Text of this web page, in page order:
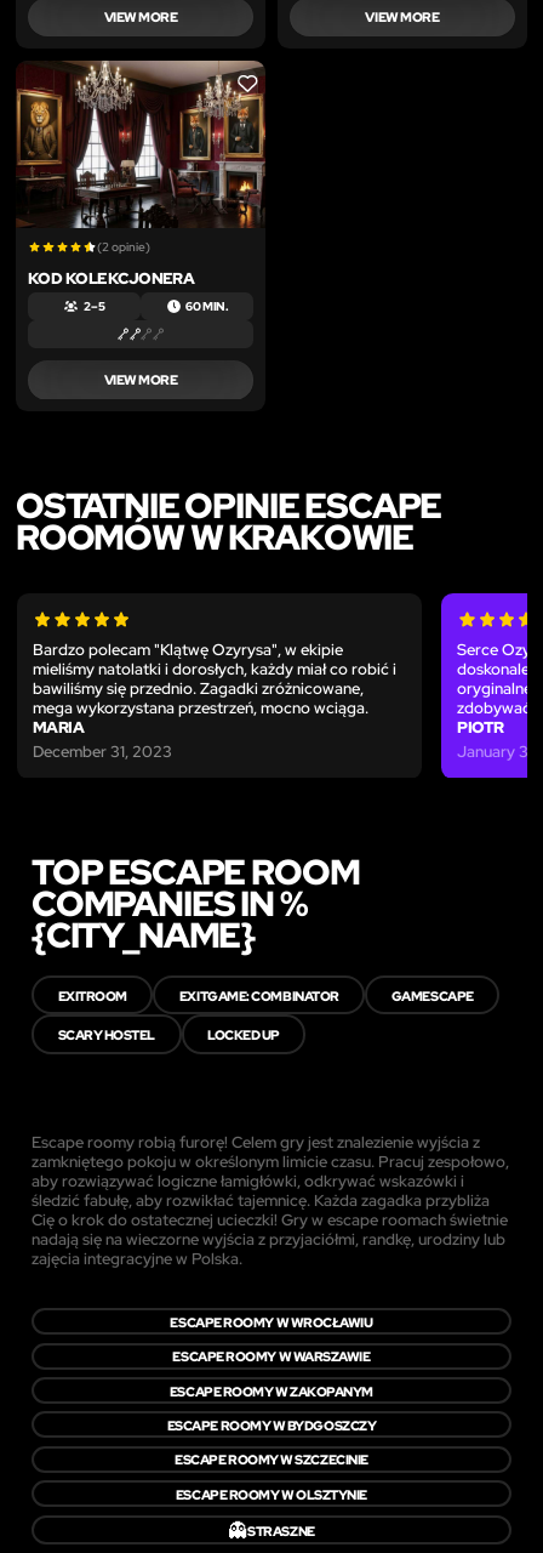
VIEW MORE VIEW MORE
LIKE
(2 opinie)
KOD KOLEKCJONERA
2 – 5 60 MIN.
VIEW MORE
OSTATNIE OPINIE ESCAPE
ROOMÓW W KRAKOWIE
Bardzo polecam "Klątwę Ozyrysa", w ekipie
mieliśmy natolatki i dorosłych, każdy miał co robić i
bawiliśmy się przednio. Zagadki zróżnicowane,
mega wykorzystana przestrzeń, mocno wciąga.
MARIA
December 31, 2023
Serce
doskonale
oryginalne.
zdobywać
PIOTR
January 3,
TOP ESCAPE ROOM
COMPANIES IN %
{CITY_NAME}
EXITROOM EXITGAME: COMBINATOR GAMESCAPE
SCARY HOSTEL LOCKED UP
Escape roomy robią furorę! Celem gry jest znalezienie wyjścia z
zamkniętego pokoju w określonym limicie czasu. Pracuj zespołowo,
aby rozwiązywać logiczne łamigłówki, odkrywać wskazówki i
śledzić fabułę, aby rozwikłać tajemnicę. Każda zagadka przybliża
Cię o krok do ostatecznej ucieczki! Gry w escape roomach świetnie
nadają się na wieczorne wyjścia z przyjaciółmi, randkę, urodziny lub
zajęcia integracyjne w Polska.
ESCAPE ROOMY W WROCŁAWIU
ESCAPE ROOMY W WARSZAWIE
ESCAPE ROOMY W ZAKOPANYM
ESCAPE ROOMY W BYDGOSZCZY
ESCAPE ROOMY W SZCZECINIE
ESCAPE ROOMY W OLSZTYNIE
👻STRASZNE